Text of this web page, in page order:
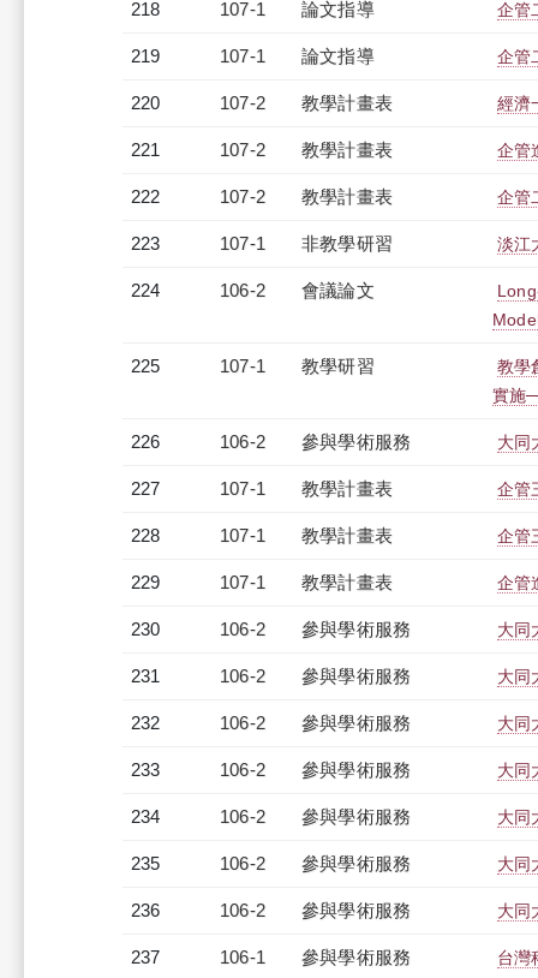
218 107-1 論文指導 企管
219 107-1 論文指導 企管
220 107-2 教學計畫表 經濟
221 107-2 教學計畫表 企管
222 107-2 教學計畫表 企管
223 107-1 非教學研習 淡江
224 106-2 會議論文
225 107-1 教學研習
教學
實施
226 106-2 參與學術服務 大同
227 107-1 教學計畫表 企管
228 107-1 教學計畫表 企管
229 107-1 教學計畫表 企管
230 106-2 參與學術服務 大同
231 106-2 參與學術服務 大同
232 106-2 參與學術服務 大同
233 106-2 參與學術服務 大同
234 106-2 參與學術服務 大同
235 106-2 參與學術服務 大同
236 106-2 參與學術服務 大同
237 106-1 參與學術服務 台灣